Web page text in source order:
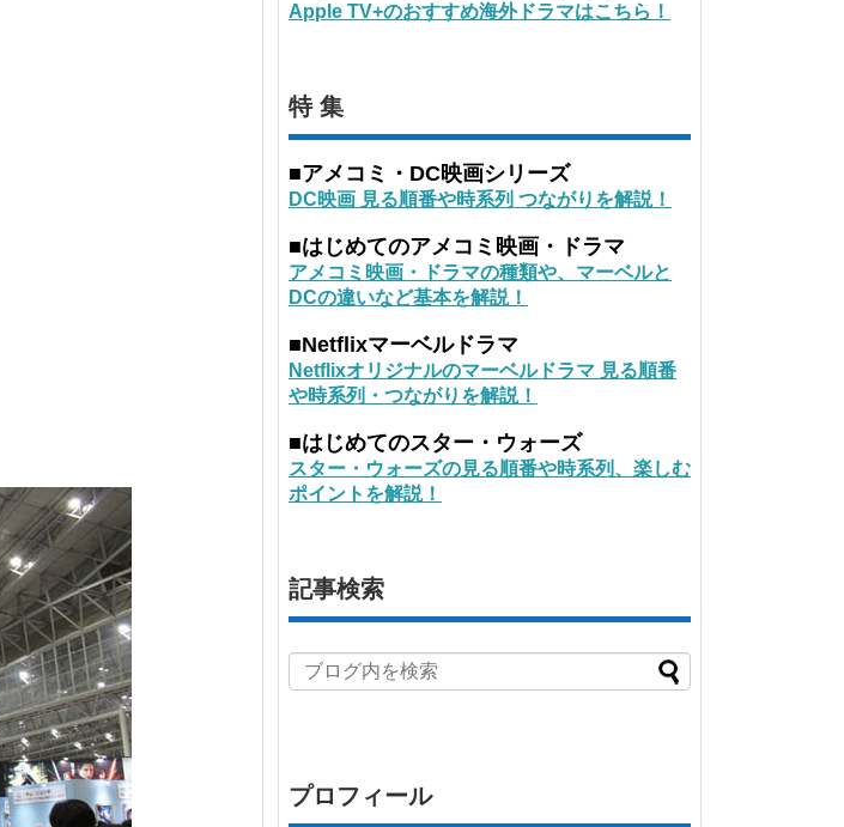
Apple TV+のおすすめ海外ドラマはこちら！
特 集
■アメコミ・DC映画シリーズ
DC映画 見る順番や時系列 つながりを解説！
■はじめてのアメコミ映画・ドラマ
アメコミ映画・ドラマの種類や、マーベルと
DCの違いなど基本を解説！
■Netflixマーベルドラマ
Netflixオリジナルのマーベルドラマ 見る順番
や時系列・つながりを解説！
■はじめてのスター・ウォーズ
スター・ウォーズの見る順番や時系列、楽しむ
ポイントを解説！
記事検索
プロフィール